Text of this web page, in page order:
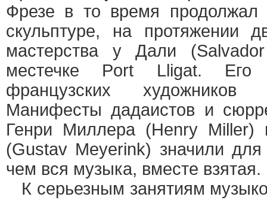
Фрезе в то время продолжал
скульптуре, на протяжении
мастерства у Дали
местечке Port Lligat. Его
французских художников
Манифесты дадаистов и
Генри Миллера (Henry Miller)
(Gustav Meyerink) значили
чем вся музыка, вместе взятая.
К серьезным занятиям